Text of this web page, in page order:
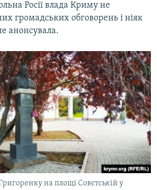
Росії влада Криму не
громадських обговорень і ніяк
анонсувала.
на площі Совєтській у